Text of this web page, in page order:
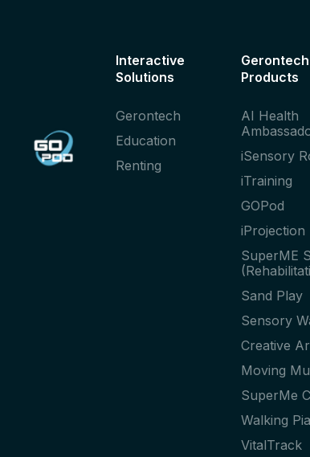
Interactive
Solutions
Gerontech
Education
Renting
Gerontech
Products
AI Health
iSensory
iTraining
GOPod
iProjection
SuperME
Sand Play
Sensory
Creative
Moving
SuperMe
Walking
VitalTrack